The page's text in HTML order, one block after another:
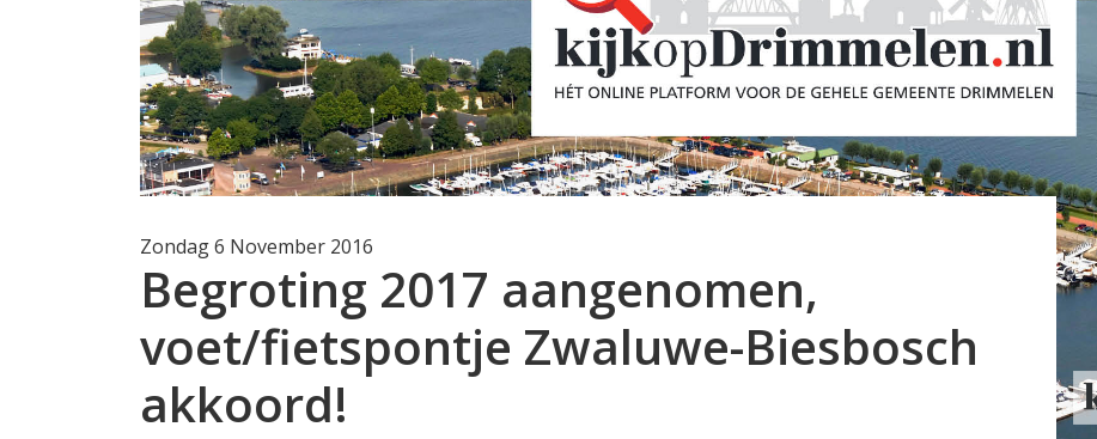
Zondag 6 November 2016
Begroting 2017 aangenomen,
voet/fietspontje Zwaluwe-Biesbosch
akkoord!